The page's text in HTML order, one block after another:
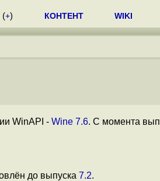
(+) КОНТЕНТ WIKI
WinAPI - Wine 7.6. С момента
до выпуска 7.2.